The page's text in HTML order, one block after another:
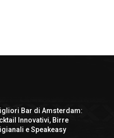
Bar di Amsterdam:
Innovativi, Birre
e Speakeasy